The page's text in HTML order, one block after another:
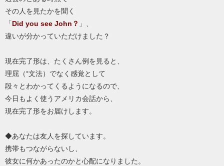
その人を見たかを聞く
「Did you see John？ 」、
違いが分かっていただけました？
現在完了形は、たくさん例を見ると、
理屈（⁼文法）でなく感覚として
段々とわかってくるようになるので、
今日もよく使うアメリカ会話から、
現在完了形をお届けします。
◆あなたは友人を探しています。
携帯もつながらないし、
彼女に何かあったのかと心配になりました。